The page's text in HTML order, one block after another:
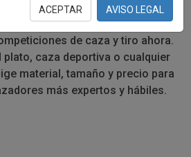
ACEPTAR AVISO LEGAL
momento es cuando el ganador
el trofeo perfecto para los
de caza y tiro ahora.
caza deportiva o cualquier
material, tamaño y precio para
más expertos y hábiles.